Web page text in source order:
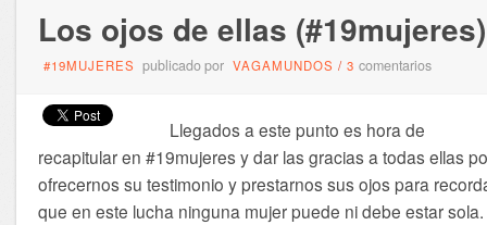
Los ojos de ellas (#19mujeres)
#19MUJERES publicado por VAGAMUNDOS / 3 comentarios
Llegados a este punto es hora de
recapitular en #19mujeres y dar las gracias a todas ellas
ofrecernos su testimonio y prestarnos sus ojos para
que en este lucha ninguna mujer puede ni debe estar